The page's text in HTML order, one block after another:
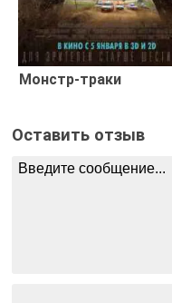
Монстр-траки
Оставить отзыв